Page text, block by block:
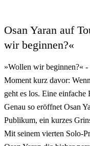
Osan Yaran auf
wir beginnen?«
»Wollen wir beginnen?« -
Moment kurz davor:
geht es los. Eine
Genau so eröffnet Osan
Publikum, ein kurzes
Mit seinem vierten Solo-